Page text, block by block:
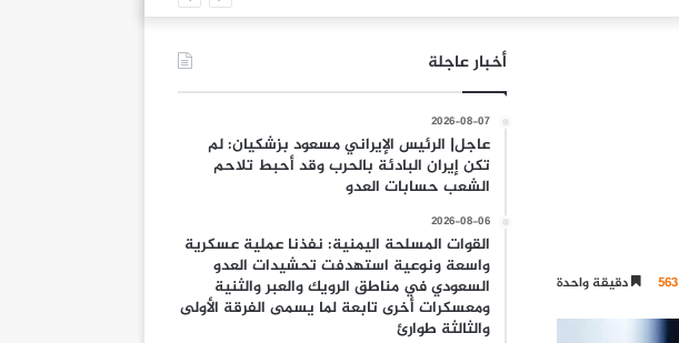
563 دقيقة واحدة
أخبار عاجلة
2026-08-07
عاجل| الرئيس الإيراني مسعود بزشكيان: لم
تكن إيران البادئة بالحرب وقد أحبط تلاحم
الشعب حسابات العدو
2026-08-06
القوات المسلحة اليمنية: نفذنا عملية عسكرية
واسعة ونوعية استهدفت تحشيدات العدو
السعودي في مناطق الرويك والعبر والثنية
ومعسكرات أخرى تابعة لما يسمى الفرقة الأولى
والثالثة طوارئ